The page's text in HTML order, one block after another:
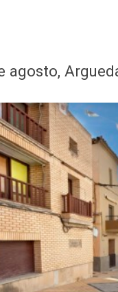
agosto,